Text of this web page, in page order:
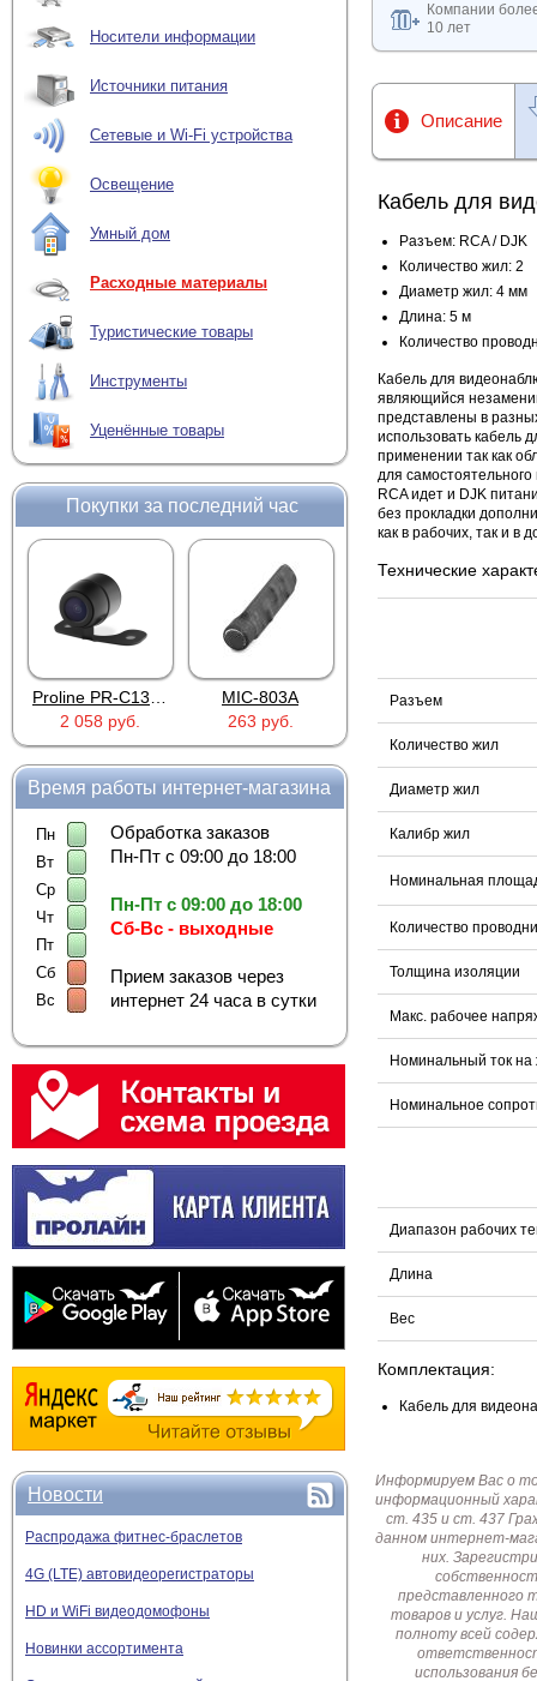
Носители информации
Источники питания
Сетевые и Wi-Fi устройства
Освещение
Умный дом
Расходные материалы
Туристические товары
Инструменты
Уценённые товары
Покупки за последний час
2 058 руб.
MIC-803A
263 руб.
386 руб.
Время работы интернет-магазина
Пн
Вт
Ср
Чт
Пт
Сб
Вс
Обработка заказов
Пн-Пт с 09:00 до 18:00
Пн-Пт с 09:00 до 18:00
Сб-Вс - выходные
Прием заказов через
интернет 24 часа в сутки
Новости
Распродажа фитнес-браслетов
4G (LTE) автовидеорегистраторы
HD и WiFi видеодомофоны
Новинки ассортимента
Компании
10 лет
Описание
Кабель для
Разъем: RCA / DJK
Количество жил: 2
Диаметр жил: 4 мм
Длина: 5 м
Количество
Кабель для
являющийся
представлены в
использовать кабель
применении так как
для
RCA идет и DJK
без прокладки
как в рабочих, так и
Технические
Разъем
Количество жил
Диаметр жил
Калибр жил
Номинальная
Количество
Толщина изоляции
Макс. рабочее
Номинальный ток на
Номинальное
Диапазон рабочих
Длина
Вес
Комплектация:
Кабель для
Информируем Вас о
информационный
ст. 435 и ст. 437
данном интернет-
них.
представленного
товаров и услуг.
полноту всей
использования